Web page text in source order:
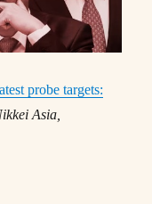
probe targets:
Asia,